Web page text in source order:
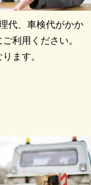
代、車検代がかか
利用ください。
ます。